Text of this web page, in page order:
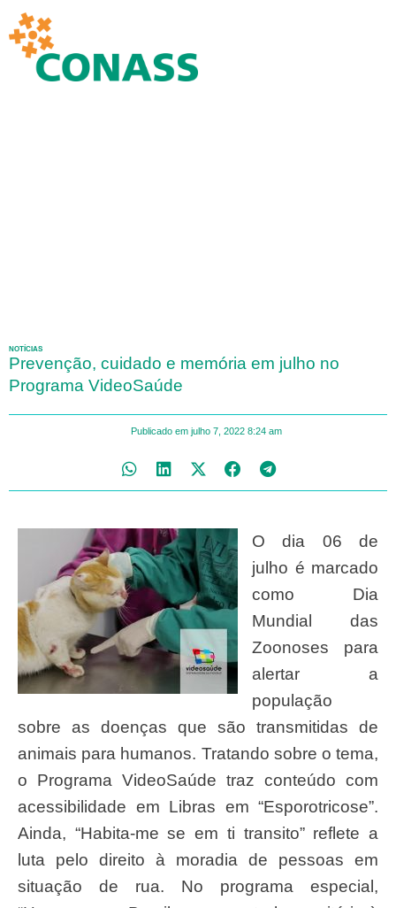
NOTÍCIAS
Prevenção, cuidado e memória em julho no
Programa VideoSaúde
Publicado em julho 7, 2022 8:24 am
O dia 06 de
julho é marcado
como Dia
Mundial das
Zoonoses para
alertar a
população
sobre as doenças que são transmitidas de
animais para humanos. Tratando sobre o tema,
o Programa VideoSaúde traz conteúdo com
acessibilidade em Libras em “Esporotricose”.
Ainda, “Habita-me se em ti transito” reflete a
luta pelo direito à moradia de pessoas em
situação de rua. No programa especial,